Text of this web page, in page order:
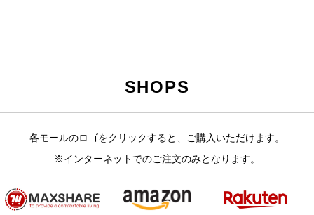
SHOPS
各モールのロゴをクリックすると、ご購入いただけます。
※インターネットでのご注文のみとなります。